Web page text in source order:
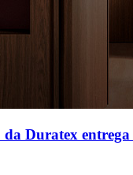
da Duratex entrega